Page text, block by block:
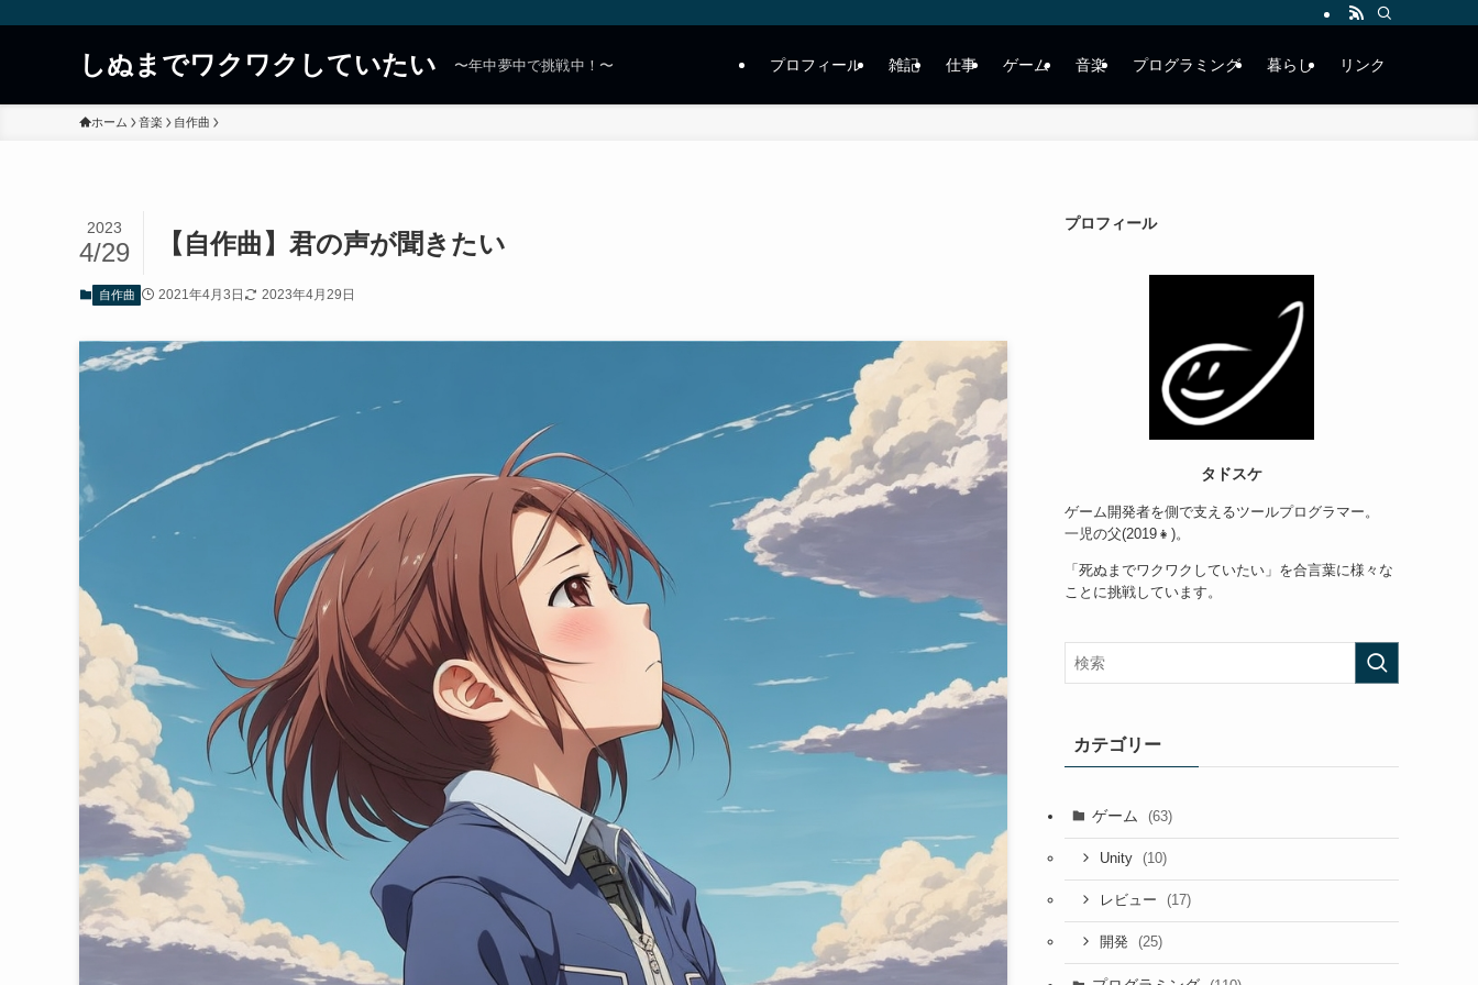
しぬまでワクワクしていたい 〜年中夢中で挑戦中！〜 プロフィール 雑記 仕事 ゲーム 音楽 プログラミング 暮らし リンク
ホーム 音楽 自作曲
【自作曲】君の声が聞きたい
2023
4/29
自作曲 2021年4月3日 2023年4月29日
プロフィール
タドスケ
ゲーム開発者を側で支えるツールプログラマー。
一児の父(2019👧)。
「死ぬまでワクワクしていたい」を合言葉に様々な
ことに挑戦しています。
カテゴリー
ゲーム (63)
Unity (10)
レビュー (17)
開発 (25)